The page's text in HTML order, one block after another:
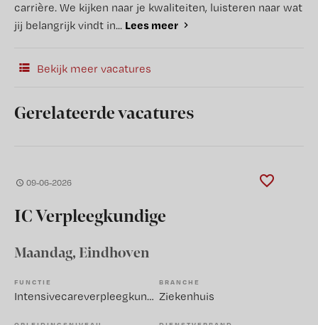
carrière. We kijken naar je kwaliteiten, luisteren naar wat
jij belangrijk vindt in... Lees meer
Bekijk meer vacatures
Gerelateerde vacatures
09-06-2026
IC Verpleegkundige
Maandag, Eindhoven
FUNCTIE
Intensivecareverpleegkundige
BRANCHE
Ziekenhuis